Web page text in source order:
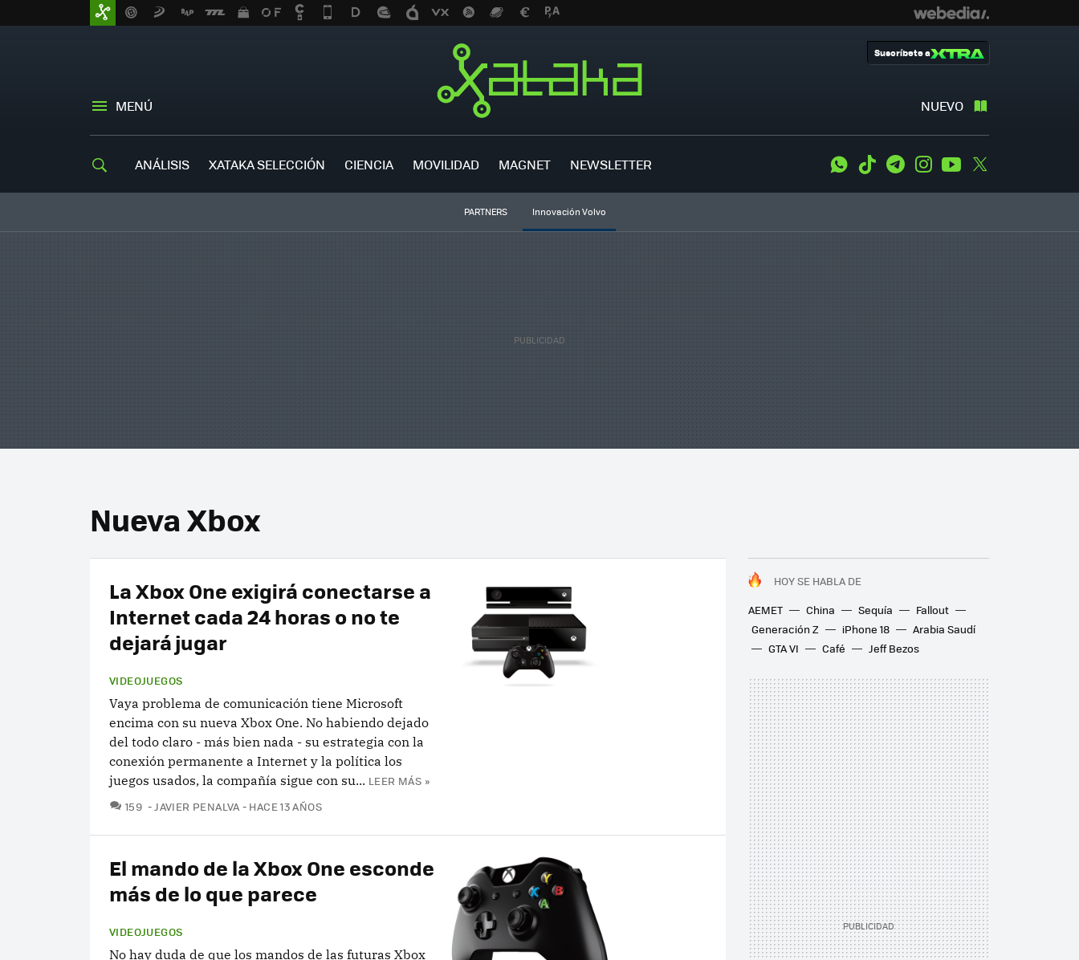
MENÚ NUEVO
Suscríbete a
ANÁLISIS XATAKA SELECCIÓN CIENCIA MOVILIDAD MAGNET NEWSLETTER WhatsApp
Tiktok TelegramInstagramYoutube
PARTNERS Innovación Volvo
Nueva Xbox
HOY SE HABLA DE
AEMET
China Sequía
Fallout
Generación Z
iPhone 18
Arabia Saudí
GTA VI
Café Jeff Bezos
La Xbox One exigirá conectarse a
Internet cada 24 horas o no te
dejará jugar
VIDEOJUEGOS
Vaya problema de comunicación tiene Microsoft
encima con su nueva Xbox One. No habiendo dejado
del todo claro - más bien nada - su estrategia con la
conexión permanente a Internet y la política los
juegos usados, la compañía sigue con su... LEER MÁS »
159 COMENTARIOS
JAVIER PENALVA HACE 13 AÑOS
El mando de la Xbox One esconde
más de lo que parece
VIDEOJUEGOS
No hay duda de que los mandos de las futuras Xbox